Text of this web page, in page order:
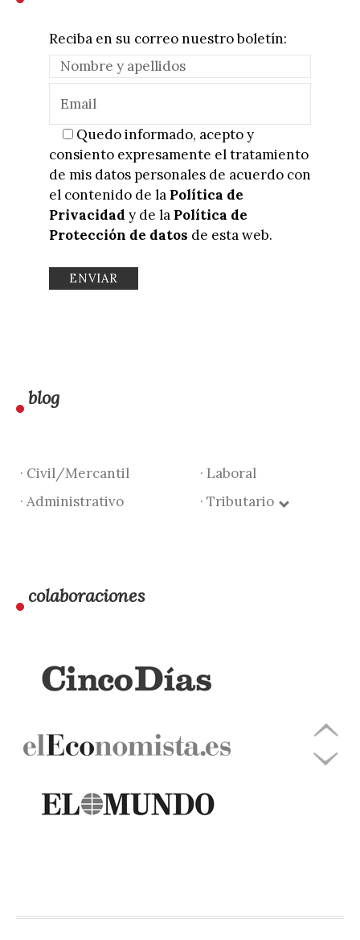
Reciba en su correo nuestro boletín:
Quedo informado, acepto y
consiento expresamente el tratamiento
de mis datos personales de acuerdo con
el contenido de la Política de
Privacidad y de la Política de
Protección de datos de esta web.
blog
· Civil/Mercantil
· Laboral
· Administrativo
· Tributario
colaboraciones